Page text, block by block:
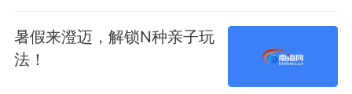
暑假来澄迈，解锁N种亲子玩
法！